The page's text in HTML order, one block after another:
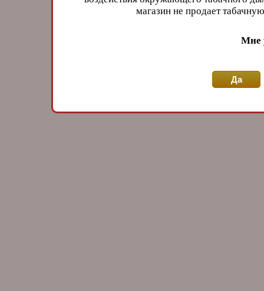
магазин не продает
Мне
Да